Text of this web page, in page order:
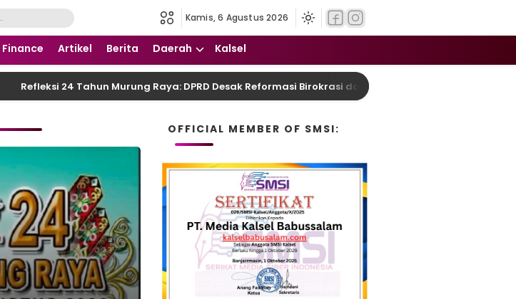
Kamis, 6 Agustus 2026
Finance Artikel Berita Daerah Kalsel
Refleksi 24 Tahun Murung Raya: DPRD Desak Reformasi Birokrasi dan Pelayanan Humanis
OFFICIAL MEMBER OF SMSI: